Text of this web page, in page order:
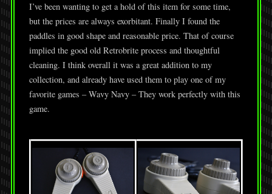
I’ve been wanting to get a hold of this item for some time,
but the prices are always exorbitant. Finally I found the
paddles in good shape and reasonable price. That of course
implied the good old Retrobrite process and thoughtful
cleaning. I think overall it was a great addition to my
collection, and already have used them to play one of my
favorite games – Wavy Navy – They work perfectly with this
game.